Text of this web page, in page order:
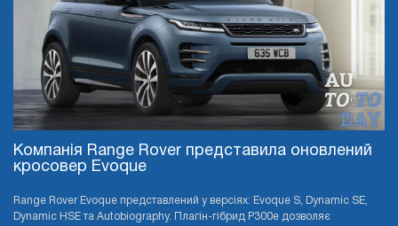
Компанія Range Rover представила оновлений
кросовер Evoque
Range Rover Evoque представлений у версіях: Evoque S, Dynamic SE,
Dynamic HSE та Autobiography. Плагін-гібрид P300e дозволяє